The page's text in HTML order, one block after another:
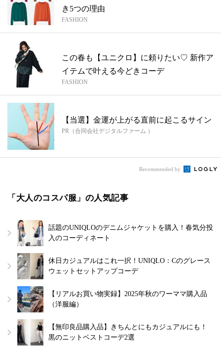
き5つの理由
FASHION
この春も【ユニクロ】に頼りたい♡ 新作ア
イテムで叶える今どきコーデ
FASHION
【当選】金運が上がる直前に起こるサイン
PR（合同会社デジタルファーム ）
Recommended by
「大人のコスパ服」の人気記事
話題のUNIQLOのデニムジャケットを購入！春気分投
入のコーディネート
休日カジュアルはこれ一択！UNIQLO：Cのグレース
ウェットセットアップコーデ
【リアルお買い物実録】2025年秋のワーママ購入品
（洋服編）
【無印良品購入品】きちんとにもカジュアルにも！
黒のニットベストコーデ2選